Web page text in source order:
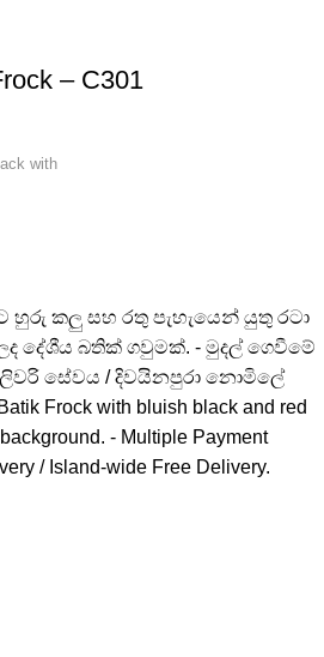
– C301
with
හුරු කලු සහ රතු පැහැයෙන් යුතු රටා
දේශීය බතික් ගවුමක්. - මුදල් ගෙවීමේ
සේවය / දිවයිනපුරා නොමිලේ
Frock with bluish black and red
- Multiple Payment
/ Island-wide Free Delivery.